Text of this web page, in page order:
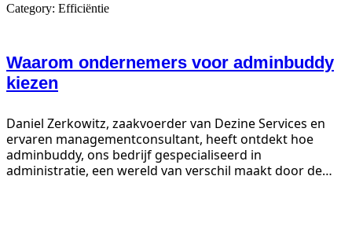
Category: Efficiëntie
Waarom ondernemers voor adminbuddy
kiezen
Daniel Zerkowitz, zaakvoerder van Dezine Services en
ervaren managementconsultant, heeft ontdekt hoe
adminbuddy, ons bedrijf gespecialiseerd in
administratie, een wereld van verschil maakt door de